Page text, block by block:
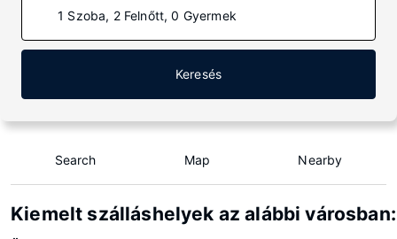
1 Szoba, 2 Felnőtt, 0 Gyermek
Keresés
Search Map Nearby
Kiemelt szálláshelyek az alábbi